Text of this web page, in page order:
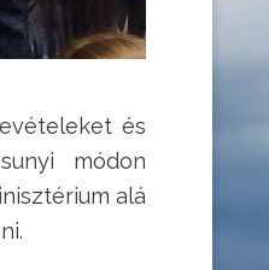
és
módon
alá